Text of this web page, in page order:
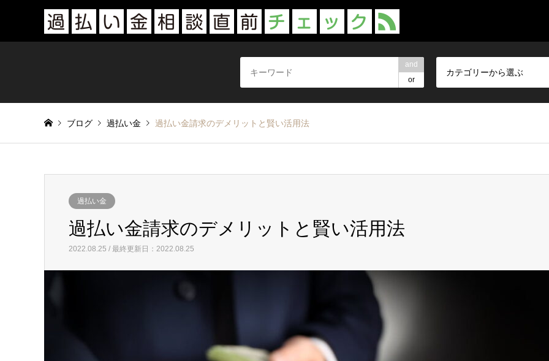
and
or
カテゴリーから選ぶ
ブログ 過払い金 過払い金請求のデメリットと賢い活用法
過払い金
過払い金請求のデメリットと賢い活用法
2022.08.25 / 最終更新日：2022.08.25